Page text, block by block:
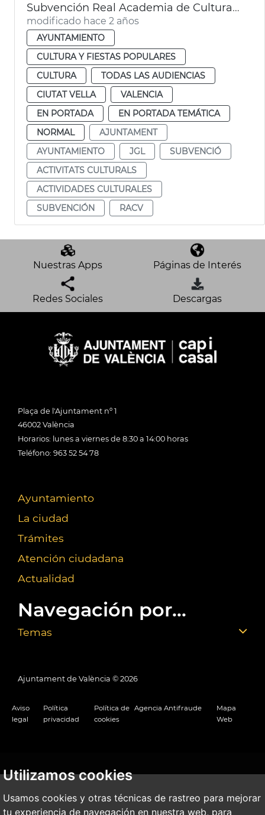
Utilizamos cookies
Usamos cookies y otras técnicas de rastreo para mejorar
tu experiencia de navegación en nuestra web, para
Subvención Real Academia de Cultura Valenciana
modificado hace 2 años
AYUNTAMIENTO
CULTURA Y FIESTAS POPULARES
CULTURA
TODAS LAS AUDIENCIAS
CIUTAT VELLA
VALENCIA
EN PORTADA
EN PORTADA TEMÁTICA
NORMAL
AJUNTAMENT
AYUNTAMIENTO
JGL
SUBVENCIÓ
ACTIVITATS CULTURALS
ACTIVIDADES CULTURALES
SUBVENCIÓN
RACV
Nuestras Apps Páginas de Interés
Redes Sociales Descargas
Plaça de l'Ajuntament nº 1
46002 València
Horarios: lunes a viernes de 8:30 a 14:00 horas
Teléfono: 963 52 54 78
Ayuntamiento
La ciudad
Trámites
Atención ciudadana
Actualidad
Navegación por...
Temas
Ajuntament de València © 2026
Aviso
legal
Política
privacidad
Política de
cookies
Agencia Antifraude
Mapa
Web